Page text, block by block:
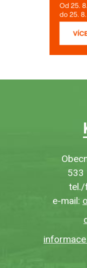
533
tel./
e-mail: